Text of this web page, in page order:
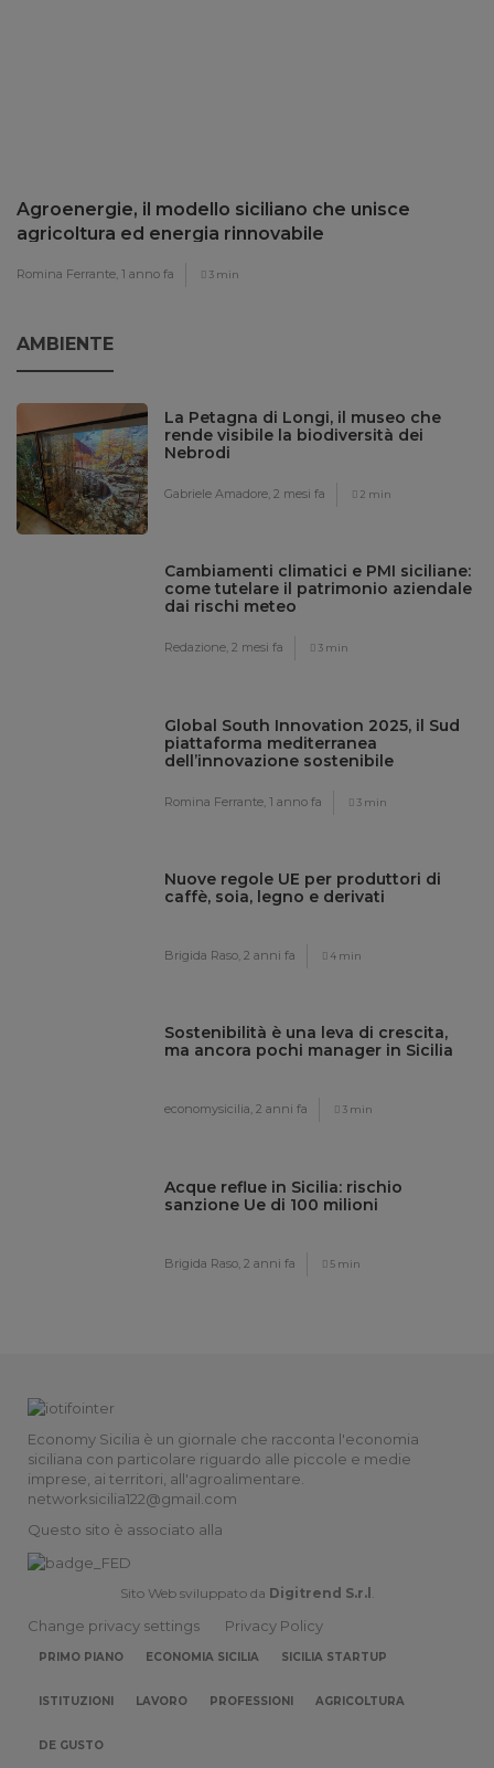
Agroenergie, il modello siciliano che unisce
agricoltura ed energia rinnovabile
Romina Ferrante, 1 anno fa 3 min
AMBIENTE
La Petagna di Longi, il museo che
rende visibile la biodiversità dei
Nebrodi
Gabriele Amadore,2 mesi fa 2 min
Cambiamenti climatici e PMI siciliane:
come tutelare il patrimonio aziendale
dai rischi meteo
Redazione,2 mesi fa 3 min
Global South Innovation 2025, il Sud
piattaforma mediterranea
dell’innovazione sostenibile
Romina Ferrante,1 anno fa 3 min
Nuove regole UE per produttori di
caffè, soia, legno e derivati
Brigida Raso,2 anni fa 4 min
Sostenibilità è una leva di crescita,
ma ancora pochi manager in Sicilia
economysicilia,2 anni fa 3 min
Acque reflue in Sicilia: rischio
sanzione Ue di 100 milioni
Brigida Raso,2 anni fa 5 min
Economy Sicilia è un giornale che racconta l'economia
siciliana con particolare riguardo alle piccole e medie
imprese, ai territori, all'agroalimentare.
networksicilia122@gmail.com
Questo sito è associato alla
Sito Web sviluppato da Digitrend S.r.l
Change privacy settings Privacy Policy
PRIMO PIANO ECONOMIA SICILIA SICILIA STARTUP
ISTITUZIONI LAVORO PROFESSIONI AGRICOLTURA
DE GUSTO